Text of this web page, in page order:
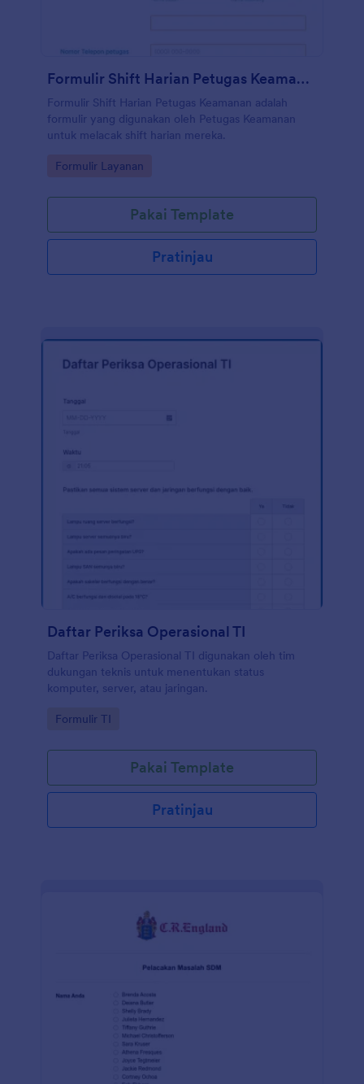
Formulir Shift Harian Petugas Keamanan
Formulir Shift Harian Petugas Keamanan adalah
formulir yang digunakan oleh Petugas Keamanan
untuk melacak shift harian mereka.
Go to Category:
Formulir Layanan
Pakai Template
Pratinjau
Daftar Periksa Operasional TI
Daftar Periksa Operasional TI digunakan oleh tim
dukungan teknis untuk menentukan status
komputer, server, atau jaringan.
Go to Category:
Formulir TI
Pakai Template
Pratinjau